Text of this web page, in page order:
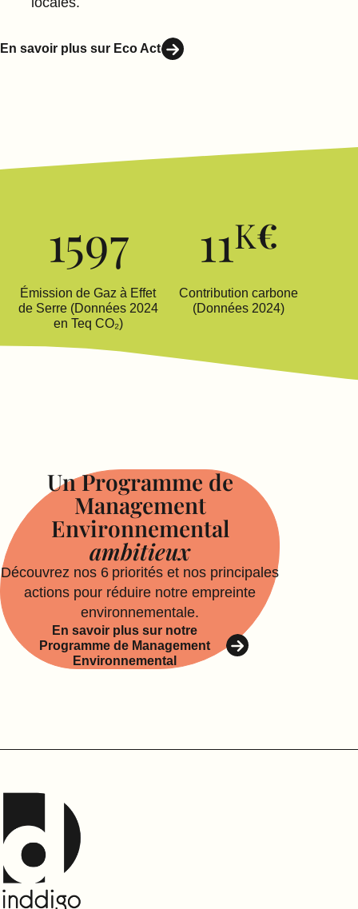
En savoir plus sur Eco Act
1597
Émission de Gaz à Effet
de Serre (Données 2024
en Teq CO₂)
11K€
Contribution carbone
(Données 2024)
Un Programme de
Management
Environnemental
ambitieux
Découvrez nos 6 priorités et nos principales
actions pour réduire notre empreinte
environnementale.
En savoir plus sur notre
Programme de Management
Environnemental